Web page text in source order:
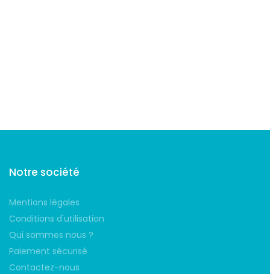
Notre société
Mentions légales
Conditions d'utilisation
Qui sommes nous ?
Paiement sécurisé
Contactez-nous